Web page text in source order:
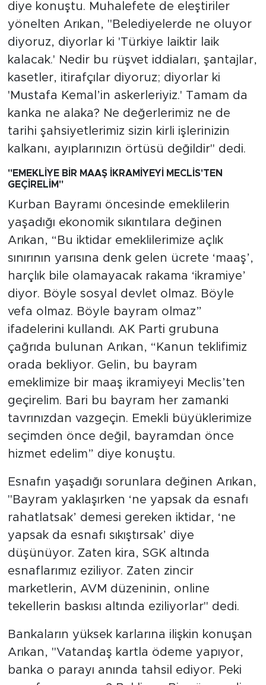
diye konuştu. Muhalefete de eleştiriler
yönelten Arıkan, "Belediyelerde ne oluyor
diyoruz, diyorlar ki 'Türkiye laiktir laik
kalacak.' Nedir bu rüşvet iddiaları, şantajlar,
kasetler, itirafçılar diyoruz; diyorlar ki
'Mustafa Kemal’in askerleriyiz.' Tamam da
kanka ne alaka? Ne değerlerimiz ne de
tarihi şahsiyetlerimiz sizin kirli işlerinizin
kalkanı, ayıplarınızın örtüsü değildir" dedi.
"EMEKLİYE BİR MAAŞ İKRAMİYEYİ MECLİS'TEN
GEÇİRELİM"
Kurban Bayramı öncesinde emeklilerin
yaşadığı ekonomik sıkıntılara değinen
Arıkan, “Bu iktidar emeklilerimize açlık
sınırının yarısına denk gelen ücrete ‘maaş’,
harçlık bile olamayacak rakama ‘ikramiye’
diyor. Böyle sosyal devlet olmaz. Böyle
vefa olmaz. Böyle bayram olmaz”
ifadelerini kullandı. AK Parti grubuna
çağrıda bulunan Arıkan, “Kanun teklifimiz
orada bekliyor. Gelin, bu bayram
emeklimize bir maaş ikramiyeyi Meclis’ten
geçirelim. Bari bu bayram her zamanki
tavrınızdan vazgeçin. Emekli büyüklerimize
seçimden önce değil, bayramdan önce
hizmet edelim” diye konuştu.
Esnafın yaşadığı sorunlara değinen Arıkan,
"Bayram yaklaşırken ‘ne yapsak da esnafı
rahatlatsak’ demesi gereken iktidar, ‘ne
yapsak da esnafı sıkıştırsak’ diye
düşünüyor. Zaten kira, SGK altında
esnaflarımız eziliyor. Zaten zincir
marketlerin, AVM düzeninin, online
tekellerin baskısı altında eziliyorlar" dedi.
Bankaların yüksek karlarına ilişkin konuşan
Arıkan, "Vatandaş kartla ödeme yapıyor,
banka o parayı anında tahsil ediyor. Peki